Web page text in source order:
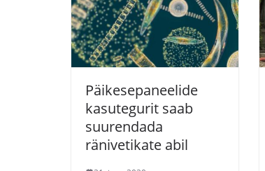
Päikesepaneelide
kasutegurit saab
suurendada
ränivetikate abil